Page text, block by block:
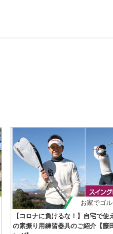
お家でゴ
【コロナに負けるな！】自宅で使
の素振り用練習器具のご紹介【藤